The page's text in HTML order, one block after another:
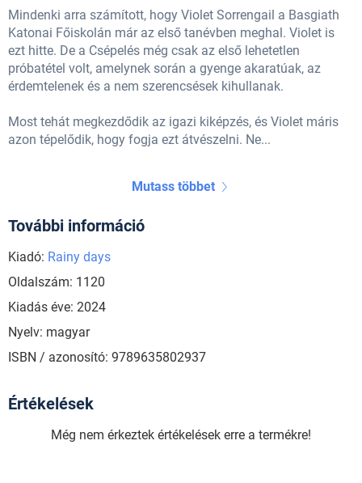
Mindenki arra számított, hogy Violet Sorrengail a Basgiath
Katonai Főiskolán már az első tanévben meghal. Violet is
ezt hitte. De a Csépelés még csak az első lehetetlen
próbatétel volt, amelynek során a gyenge akaratúak, az
érdemtelenek és a nem szerencsések kihullanak.
Most tehát megkezdődik az igazi kiképzés, és Violet máris
azon tépelődik, hogy fogja ezt átvészelni. Ne...
Mutass többet
További információ
Kiadó: Rainy days
Oldalszám: 1120
Kiadás éve: 2024
Nyelv: magyar
ISBN / azonosító: 9789635802937
Értékelések
Még nem érkeztek értékelések erre a termékre!